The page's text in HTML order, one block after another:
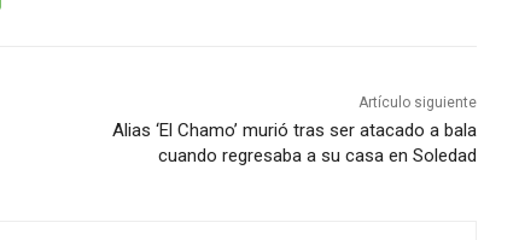
Artículo siguiente
Alias ‘El Chamo’ murió tras ser atacado a bala
cuando regresaba a su casa en Soledad